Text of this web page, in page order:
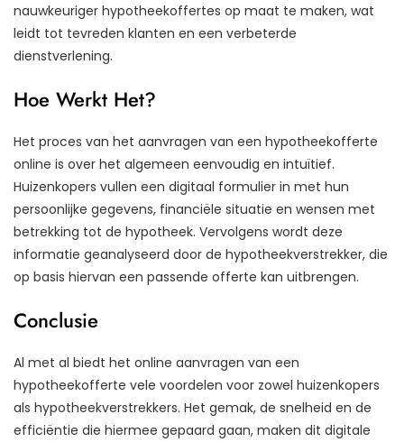
nauwkeuriger hypotheekoffertes op maat te maken, wat
leidt tot tevreden klanten en een verbeterde
dienstverlening.
Hoe Werkt Het?
Het proces van het aanvragen van een hypotheekofferte
online is over het algemeen eenvoudig en intuïtief.
Huizenkopers vullen een digitaal formulier in met hun
persoonlijke gegevens, financiële situatie en wensen met
betrekking tot de hypotheek. Vervolgens wordt deze
informatie geanalyseerd door de hypotheekverstrekker, die
op basis hiervan een passende offerte kan uitbrengen.
Conclusie
Al met al biedt het online aanvragen van een
hypotheekofferte vele voordelen voor zowel huizenkopers
als hypotheekverstrekkers. Het gemak, de snelheid en de
efficiëntie die hiermee gepaard gaan, maken dit digitale